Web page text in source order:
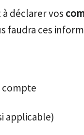
déclarer vos
faudra ces
applicable)